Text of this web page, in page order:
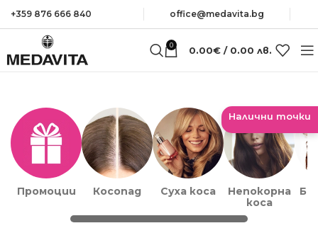
+359 876 666 840 оffice@medavita.bg
0 0.00€ / 0.00 лв.
Промоции Косопад Суха коса
Непокорна
коса
Налични точки